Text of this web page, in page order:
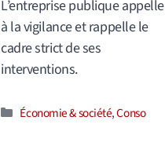
L’entreprise publique appelle
à la vigilance et rappelle le
cadre strict de ses
interventions.
Catégories
Économie & société,Conso